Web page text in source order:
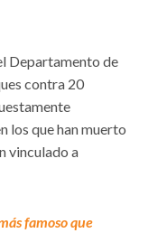
Departamento de
contra 20
los que han muerto
vinculado a
famoso que